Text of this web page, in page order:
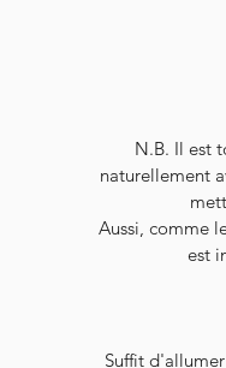
N.B. Il est
naturellement
Aussi, comme
est
Suffit